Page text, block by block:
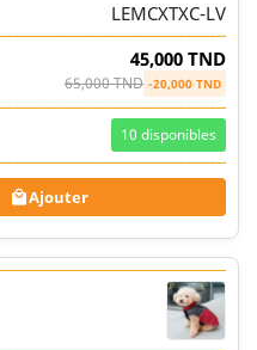
LEMCXTXC-LV
45,000 TND
65,000 TND -20,000 TND
10 disponibles
Ajouter